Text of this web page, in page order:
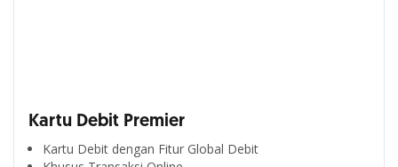
Kartu Debit Premier
Kartu Debit dengan Fitur Global Debit